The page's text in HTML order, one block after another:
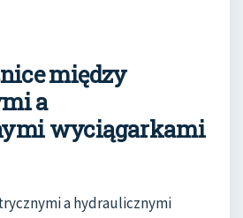
między
a
wyciągarkami
a hydraulicznymi